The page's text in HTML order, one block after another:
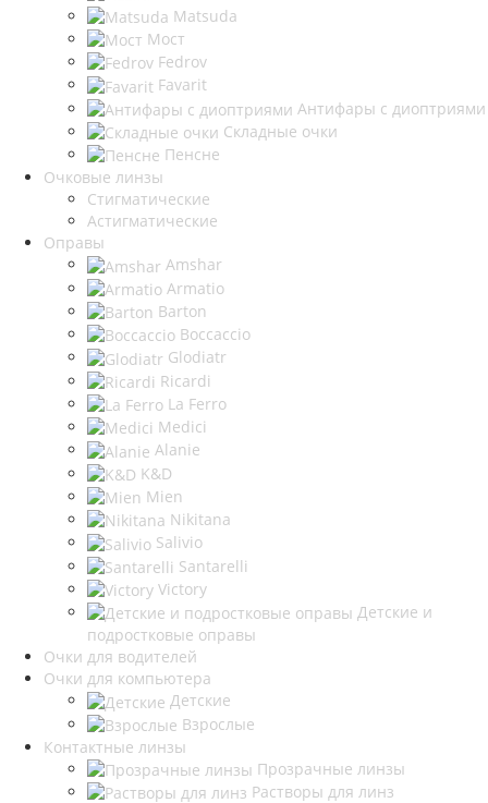
Matsuda
Мост
Fedrov
Favarit
Антифары с диоптриями
Складные очки
Пенсне
Очковые линзы
Стигматические
Астигматические
Оправы
Amshar
Armatio
Barton
Boccaccio
Glodiatr
Ricardi
La Ferro
Medici
Alanie
K&D
Mien
Nikitana
Salivio
Santarelli
Victory
Детские и
подростковые оправы
Очки для водителей
Очки для компьютера
Детские
Взрослые
Контактные линзы
Прозрачные линзы
Растворы для линз